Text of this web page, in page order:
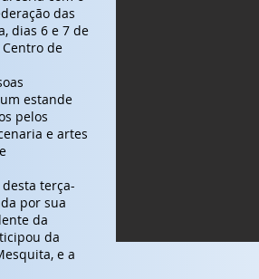
das
dias 6 e 7 de
Centro de
estande
pelos
e artes
terça-
por sua
da
da
e a